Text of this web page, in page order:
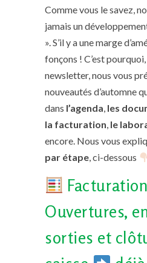
Comme vous le savez,
jamais un
». S’il y a une marge
fonçons ! C’est
newsletter, nous vous
nouveautés d’automne
dans l’agenda, les
la facturation, le
encore. Nous vous
par étape, ci-dessous
Ouvertures,
sorties et